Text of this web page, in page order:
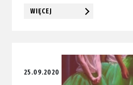
WIĘCEJ
25.09.2020